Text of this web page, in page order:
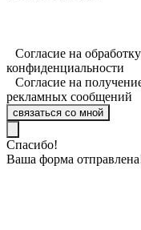
Согласие на
конфиденциальности
Согласие на
рекламных сообщений
связаться со мной
Спасибо!
Ваша форма